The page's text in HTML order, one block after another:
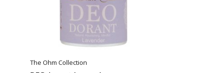
The Ohm Collection